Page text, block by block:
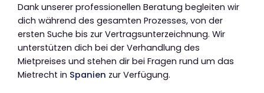
Dank unserer professionellen Beratung begleiten wir
dich während des gesamten Prozesses, von der
ersten Suche bis zur Vertragsunterzeichnung. Wir
unterstützen dich bei der Verhandlung des
Mietpreises und stehen dir bei Fragen rund um das
Mietrecht in Spanien zur Verfügung.